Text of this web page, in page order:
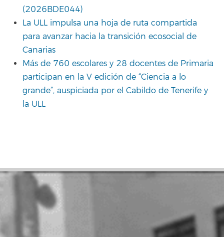
(2026BDE044)
La ULL impulsa una hoja de ruta compartida
para avanzar hacia la transición ecosocial de
Canarias
Más de 760 escolares y 28 docentes de Primaria
participan en la V edición de “Ciencia a lo
grande”, auspiciada por el Cabildo de Tenerife y
la ULL